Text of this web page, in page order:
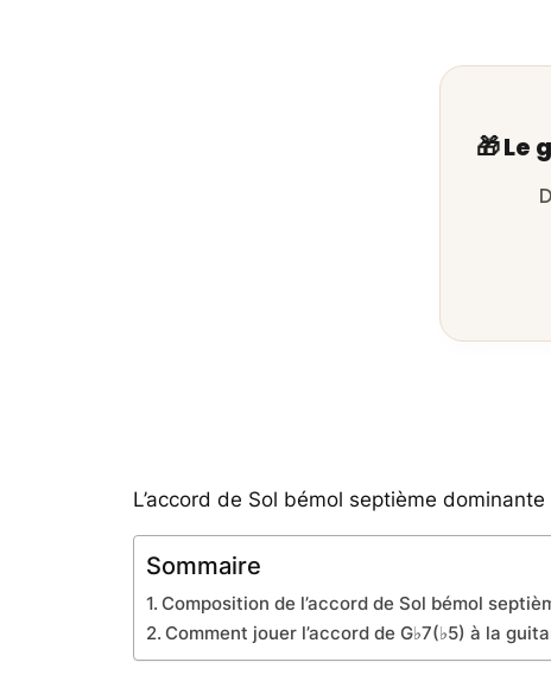
🎁 Le
L’accord de Sol bémol septième
Sommaire
Composition de l’accord de Sol bémol
Comment jouer l’accord de G♭7(♭5) à la